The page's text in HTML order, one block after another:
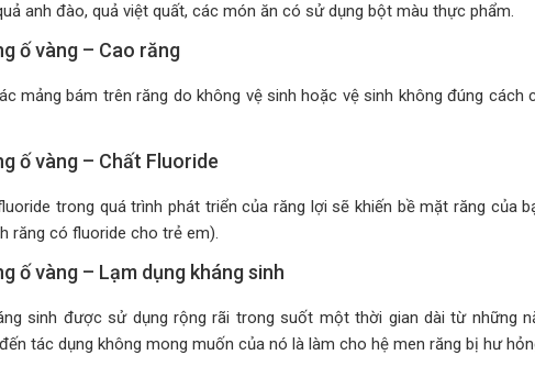
anh đào, quả việt quất, các món ăn có sử dụng bột màu thực phẩm.
ố vàng – Cao răng
mảng bám trên răng do không vệ sinh hoặc vệ sinh không đúng cách
ố vàng – Chất Fluoride
trong quá trình phát triển của răng lợi sẽ khiến bề mặt răng của
răng có fluoride cho trẻ em).
ố vàng – Lạm dụng kháng sinh
sinh được sử dụng rộng rãi trong suốt một thời gian dài từ những
tác dụng không mong muốn của nó là làm cho hệ men răng bị hư